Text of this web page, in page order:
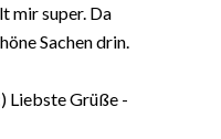
mir super. Da
Sachen drin.
Liebste Grüße -